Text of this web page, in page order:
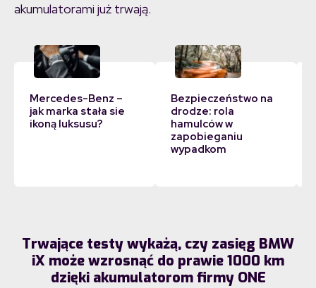
akumulatorami już trwają.
Mercedes-Benz –
jak marka stała sie
ikoną luksusu?
Bezpieczeństwo na
drodze: rola
hamulców w
zapobieganiu
wypadkom
Trwające testy wykażą, czy zasięg BMW
iX może wzrosnąć do prawie 1000 km
dzięki akumulatorom firmy ONE